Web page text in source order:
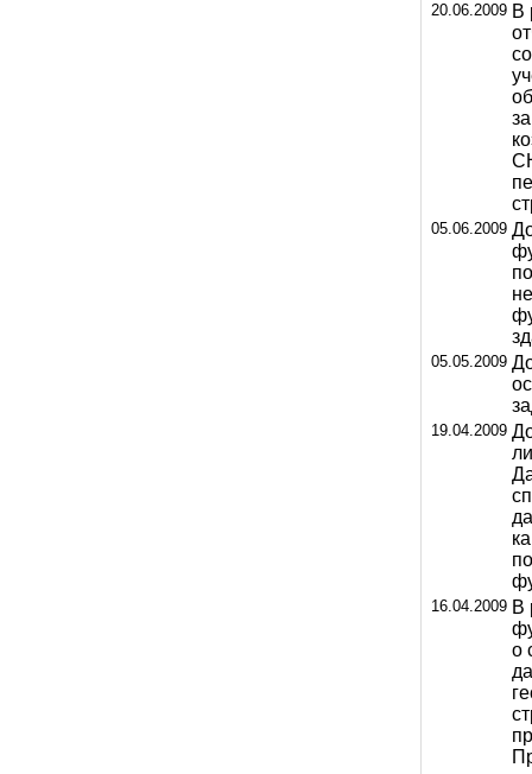
20.06.2009 В
05.06.2009
05.05.2009
19.04.2009
16.04.2009 В
о